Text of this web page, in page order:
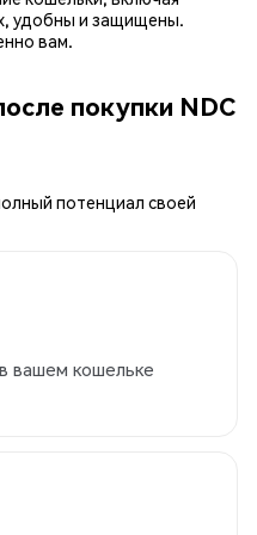
удобны и защищены.
вам.
покупки NDC
потенциал своей
вашем кошельке